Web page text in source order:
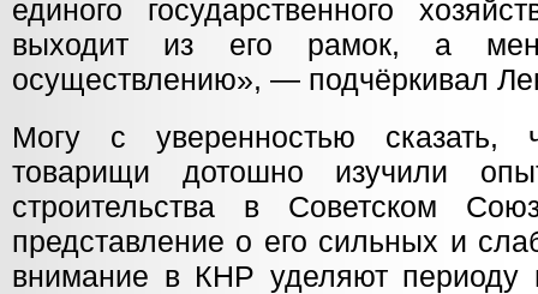
единого государственного
выходит из его рамок, а
осуществлению», — подчёркивал
Могу с уверенностью сказать,
товарищи дотошно изучили опыт
строительства в Советском
представление о его сильных и
внимание в КНР уделяют периоду